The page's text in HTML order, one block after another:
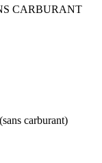
CARBURANT
carburant)